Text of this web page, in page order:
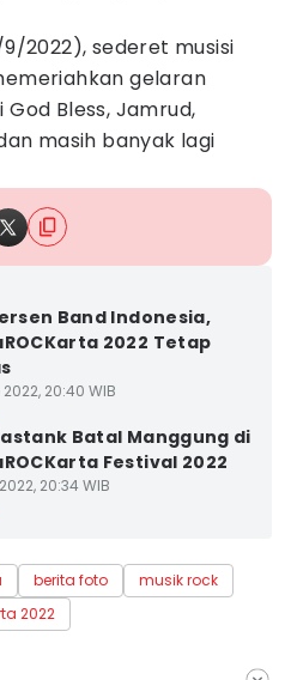
2022), sederet musisi
gelaran
Bless, Jamrud,
masih banyak lagi
Band Indonesia,
2022 Tetap
20:40 WIB
Batal Manggung di
Festival 2022
20:34 WIB
berita foto
musik rock
2022